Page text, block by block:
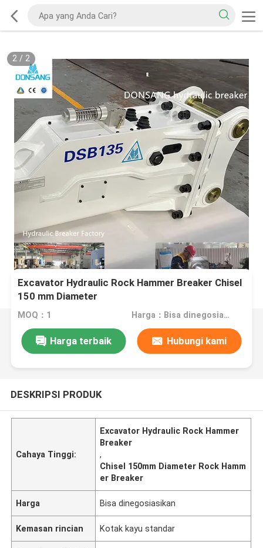
2/ 2
Excavator Hydraulic Rock Hammer Breaker Chisel
150 mm Diameter
MOQ：1 Harga：Bisa dinegosiasikan
Harga terbaik Hubungi kami
DESKRIPSI PRODUK
Cahaya Tinggi:
Excavator Hydraulic Rock Hammer
Breaker
,
Chisel 150mm Diameter Rock Hamm
er Breaker
Harga Bisa dinegosiasikan
Kemasan rincian Kotak kayu standar